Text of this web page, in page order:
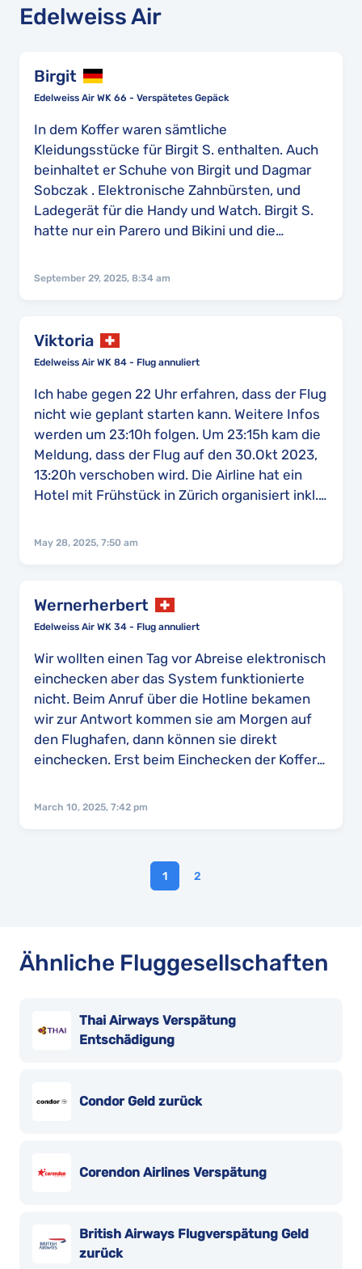
Edelweiss Air
Birgit
Edelweiss Air WK 66 - Verspätetes Gepäck
In dem Koffer waren sämtliche
Kleidungsstücke für Birgit S. enthalten. Auch
beinhaltet er Schuhe von Birgit und Dagmar
Sobczak . Elektronische Zahnbürsten, und
Ladegerät für die Handy und Watch. Birgit S.
hatte nur ein Parero und Bikini und die
fehlten die Wasserschuhe und je 2 Paar
September 29, 2025, 8:34 am
Viktoria
Edelweiss Air WK 84 - Flug annuliert
Ich habe gegen 22 Uhr erfahren, dass der Flug
nicht wie geplant starten kann. Weitere Infos
werden um 23:10h folgen. Um 23:15h kam die
Meldung, dass der Flug auf den 30.Okt 2023,
13:20h verschoben wird. Die Airline hat ein
Hotel mit Frühstück in Zürich organisiert inkl.
09:30h ein weiteres Update, Flug startet um
angekommen. Somit wurde ein kompletter
Tag genommen. Die gebuchte Übernachtung
in Kapstadt konnte nicht erstattet werden
und auch die Mietwagen Gebühr wurde zum
vollen Preis belastet.
May 28, 2025, 7:50 am
Wernerherbert
Edelweiss Air WK 34 - Flug annuliert
Wir wollten einen Tag vor Abreise elektronisch
einchecken aber das System funktionierte
nicht. Beim Anruf über die Hotline bekamen
wir zur Antwort kommen sie am Morgen auf
den Flughafen, dann können sie direkt
einchecken. Erst beim Einchecken der Koffer
Auch das TUI-APP hat uns nicht informiert. 10
der Flug eine Stunde früher abfliegt als der
offiziell gebuchte Direktflug.
March 10, 2025, 7:42 pm
1 2
Ähnliche Fluggesellschaften
Thai Airways Verspätung
Entschädigung
Condor Geld zurück
Corendon Airlines Verspätung
British Airways Flugverspätung Geld
zurück